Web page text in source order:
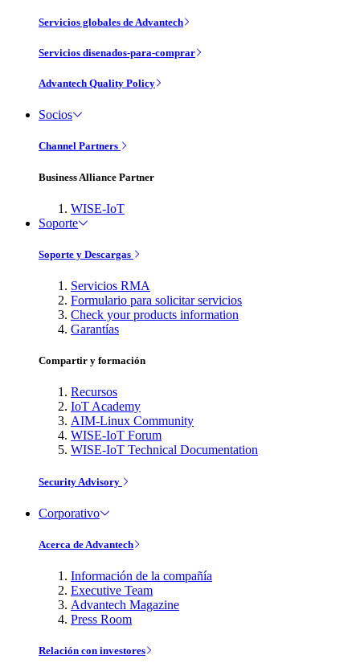
Servicios globales de Advantech
Servicios disenados-para-comprar
Advantech Quality Policy
Socios
Channel Partners
Business Alliance Partner
WISE-IoT
Soporte
Soporte y Descargas
Servicios RMA
Formulario para solicitar servicios
Check your products information
Garantías
Compartir y formación
Recursos
IoT Academy
AIM-Linux Community
WISE-IoT Forum
WISE-IoT Technical Documentation
Security Advisory
Corporativo
Acerca de Advantech
Información de la compañía
Executive Team
Advantech Magazine
Press Room
Relación con investores